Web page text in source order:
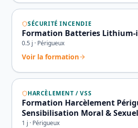
SÉCURITÉ INCENDIE
Formation Batteries Lithium-
0.5 j · Périgueux
Voir la formation
HARCÈLEMENT / VSS
Formation Harcèlement
Sensibilisation Moral & Sexuel
1 j · Périgueux